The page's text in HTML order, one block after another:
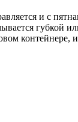
и с
губкой
контейнере,